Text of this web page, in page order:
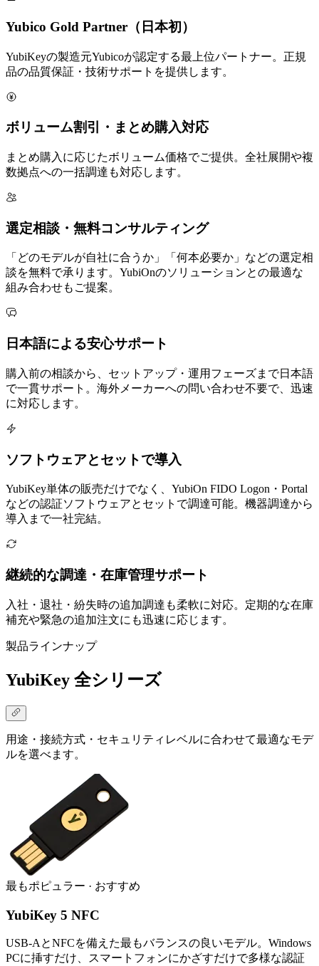
Yubico Gold Partner（日本初）
YubiKeyの製造元Yubicoが認定する最上位パートナー。正規
品の品質保証・技術サポートを提供します。
ボリューム割引・まとめ購入対応
まとめ購入に応じたボリューム価格でご提供。全社展開や複
数拠点への一括調達も対応します。
選定相談・無料コンサルティング
「どのモデルが自社に合うか」「何本必要か」などの選定相
談を無料で承ります。YubiOnのソリューションとの最適な
組み合わせもご提案。
日本語による安心サポート
購入前の相談から、セットアップ・運用フェーズまで日本語
で一貫サポート。海外メーカーへの問い合わせ不要で、迅速
に対応します。
ソフトウェアとセットで導入
YubiKey単体の販売だけでなく、YubiOn FIDO Logon・Portal
などの認証ソフトウェアとセットで調達可能。機器調達から
導入まで一社完結。
継続的な調達・在庫管理サポート
入社・退社・紛失時の追加調達も柔軟に対応。定期的な在庫
補充や緊急の追加注文にも迅速に応じます。
製品ラインナップ
YubiKey 全シリーズ
用途・接続方式・セキュリティレベルに合わせて最適なモデ
ルを選べます。
最もポピュラー · おすすめ
YubiKey 5 NFC
USB-AとNFCを備えた最もバランスの良いモデル。Windows
PCに挿すだけ、スマートフォンにかざすだけで多様な認証